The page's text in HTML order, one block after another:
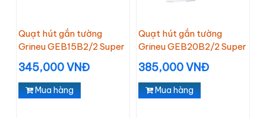
Quạt hút gắn tường
Grineu GEB15B2/2 Super
345,000 VNĐ
Mua hàng
Quạt hút gắn tường
Grineu GEB20B2/2 Super
385,000 VNĐ
Mua hàng